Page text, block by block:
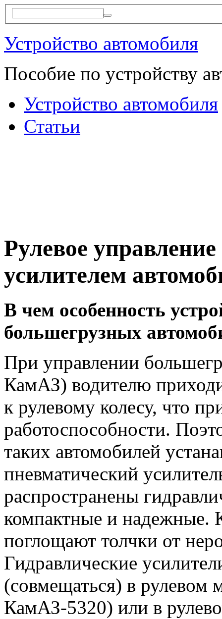
Устройство автомобиля
Пособие по устройству
Устройство автомобиля
Статьи
Рулевое
усилителем
В чем особенность
большегрузных
При управлении
КамАЗ) водителю
к рулевому колесу, что
работоспособности.
таких автомобилей
пневматический
распространены
компактные и надежные.
поглощают толчки от
Гидравлические
(совмещаться) в рулевом
КамАЗ-5320) или в